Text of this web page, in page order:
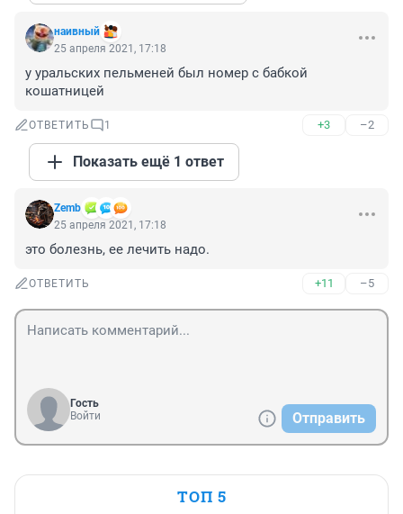
наивный
25 апреля 2021, 17:18
у уральских пельменей был номер с бабкой
кошатницей
ОТВЕТИТЬ 1 +3 –2
Показать ещё 1 ответ
Zemb
25 апреля 2021, 17:18
это болезнь, ее лечить надо.
ОТВЕТИТЬ +11 –5
Гость
Войти
Отправить
ТОП 5